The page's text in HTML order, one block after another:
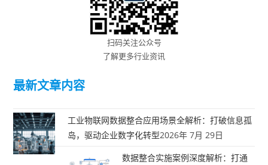
扫码关注公众号
了解更多行业资讯
最新文章内容
工业物联网数据整合应用场景全解析：打破信息孤
岛，驱动企业数字化转型2026年 7月 29日
数据整合实施案例深度解析：打通